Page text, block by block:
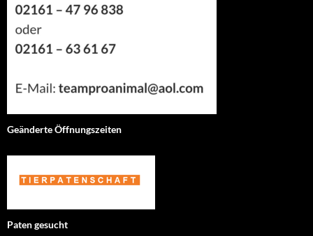
Geänderte Öffnungszeiten
Paten gesucht